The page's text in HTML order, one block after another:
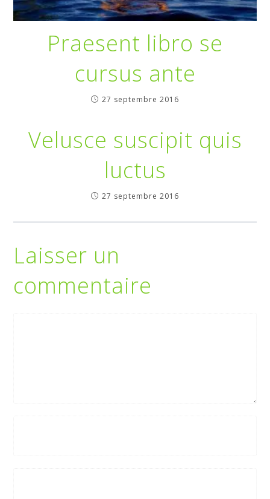
Praesent libro se
cursus ante
27 septembre 2016
Velusce suscipit quis
luctus
27 septembre 2016
Laisser un
commentaire